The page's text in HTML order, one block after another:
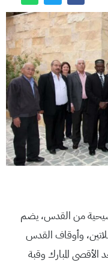
من القدس، يضم
وأوقاف القدس
المبارك وقبة